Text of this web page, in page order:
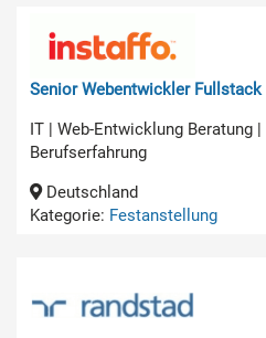
Senior Webentwickler
IT | Web-Entwicklung Beratung |
Berufserfahrung
Deutschland
Kategorie: Festanstellung